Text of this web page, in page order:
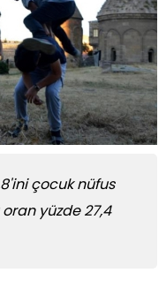
çocuk nüfus
yüzde 27,4